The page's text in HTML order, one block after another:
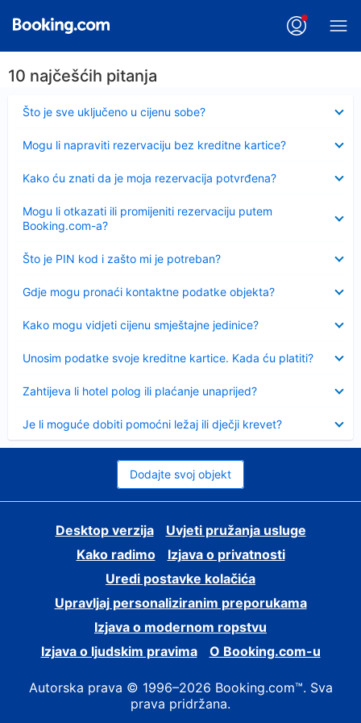
10 najčešćih pitanja
Što je sve uključeno u cijenu sobe?
Sažeto
Mogu li napraviti rezervaciju bez kreditne kartice?
Kako ću znati da je moja rezervacija potvrđena?
Mogu li otkazati ili promijeniti rezervaciju putem
Booking.com-a?
Što je PIN kod i zašto mi je potreban?
Sažeto
Gdje mogu pronaći kontaktne podatke objekta?
Kako mogu vidjeti cijenu smještajne jedinice?
Unosim podatke svoje kreditne kartice. Kada ću platiti?
Zahtijeva li hotel polog ili plaćanje unaprijed?
Je li moguće dobiti pomoćni ležaj ili dječji krevet?
Dodajte svoj objekt
Desktop verzija
Uvjeti pružanja usluge
Kako radimo
Izjava o privatnosti
Uredi postavke kolačića
Upravljaj personaliziranim preporukama
Izjava o modernom ropstvu
Izjava o ljudskim pravima
O Booking.com-u
Autorska prava © 1996–2026 Booking.com™. Sva
prava pridržana.